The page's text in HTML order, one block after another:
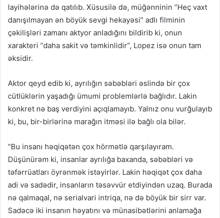
layihələrinə də qatılıb. Xüsusilə də, müğənninin “Heç vaxt
danışılmayan ən böyük sevgi hekayəsi” adlı filminin
çəkilişləri zamanı aktyor anladığını bildirib ki, onun
xarakteri “daha sakit və təmkinlidir”, Lopez isə onun tam
əksidir.
Aktor qeyd edib ki, ayrılığın səbəbləri əslində bir çox
cütlüklərin yaşadığı ümumi problemlərlə bağlıdır. Lakin
konkret nə baş verdiyini açıqlamayıb. Yalnız onu vurğulayıb
ki, bu, bir-birlərinə marağın itməsi ilə bağlı ola bilər.
“Bu insanı həqiqətən çox hörmətlə qarşılayıram.
Düşünürəm ki, insanlar ayrılığa baxanda, səbəbləri və
təfərrüatları öyrənmək istəyirlər. Lakin həqiqət çox daha
adi və sadədir, insanların təsəvvür etdiyindən uzaq. Burada
nə qalmaqal, nə serialvari intriqa, nə də böyük bir sirr var.
Sadəcə iki insanın həyatını və münasibətlərini anlamağa